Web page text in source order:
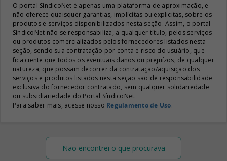
O portal SíndicoNet é apenas uma plataforma de aproximação, e
não oferece quaisquer garantias, implícitas ou explicitas, sobre os
produtos e serviços disponibilizados nesta seção. Assim, o portal
SíndicoNet não se responsabiliza, a qualquer título, pelos serviços
ou produtos comercializados pelos fornecedores listados nesta
seção, sendo sua contratação por conta e risco do usuário, que
fica ciente que todos os eventuais danos ou prejuízos, de qualquer
natureza, que possam decorrer da contratação/aquisição dos
serviços e produtos listados nesta seção são de responsabilidade
exclusiva do fornecedor contratado, sem qualquer solidariedade
ou subsidiariedade do Portal SíndicoNet.
Para saber mais, acesse nosso Regulamento de Uso.
Não encontrei o que procurava